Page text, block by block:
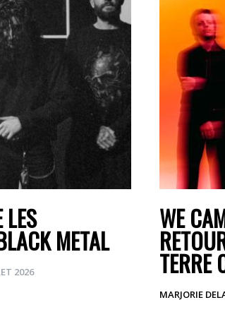
METAL
2026
WE
TERRE
MARJORIE